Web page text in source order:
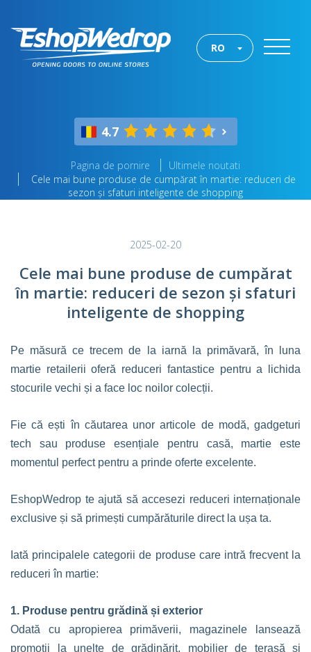
RO
4.7
Pagina de pornire
Ultimele noutati
Cele mai bune produse de cumpărat în martie: reduceri de
sezon și sfaturi inteligente de shopping
2025-02-20
Cele mai bune produse de cumpărat
în martie: reduceri de sezon și sfaturi
inteligente de shopping
Pe măsură ce trecem de la iarnă la primăvară, în luna
martie retailerii oferă reduceri fantastice pentru a lichida
stocurile vechi și a face loc noilor colecții.
Fie că ești în căutarea unor articole de modă, gadgeturi
tech sau produse esențiale pentru casă, martie este
momentul perfect pentru a prinde oferte excelente.
EshopWedrop te ajută să accesezi reduceri internaționale
exclusive și să primești cumpărăturile direct la ușa ta.
Iată principalele categorii de produse care intră frecvent la
reduceri în martie:
1. Produse pentru grădină și exterior
Odată cu apropierea primăverii, magazinele lansează
promoții la unelte de grădinărit, mobilier de terasă și